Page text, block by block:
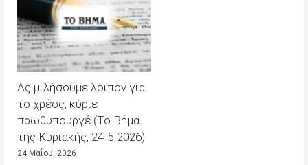
Ας μιλήσουμε λοιπόν για
το χρέος, κύριε
πρωθυπουργέ (Το Βήμα
της Κυριακής, 24-5-2026)
24 Μαΐου, 2026